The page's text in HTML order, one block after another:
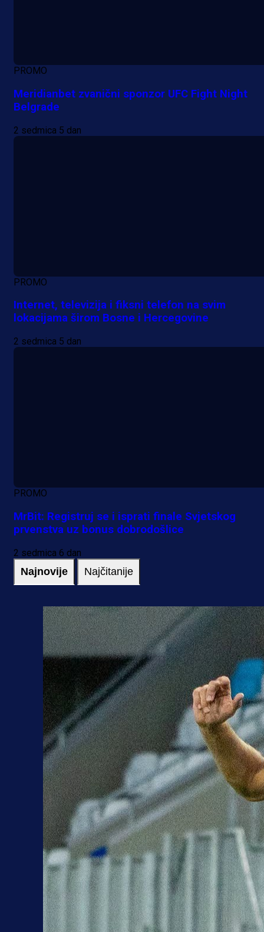
PROMO
Meridianbet zvanični sponzor UFC Fight Night
Belgrade
2 sedmica 5 dan
PROMO
Internet, televizija i fiksni telefon na svim
lokacijama širom Bosne i Hercegovine
2 sedmica 5 dan
PROMO
MrBit: Registruj se i isprati finale Svjetskog
prvenstva uz bonus dobrodošlice
2 sedmica 6 dan
Najnovije Najčitanije